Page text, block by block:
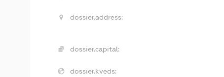
dossier.address:
dossier.capital:
dossier.kveds: